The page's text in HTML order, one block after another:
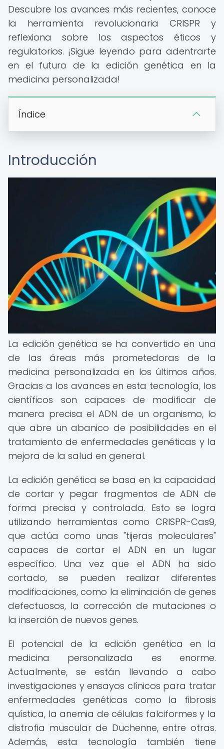
Descubre los avances más recientes, conoce
la herramienta revolucionaria CRISPR y
reflexiona sobre los aspectos éticos y
regulatorios. ¡Sigue leyendo para adentrarte
en el futuro de la edición genética en la
medicina personalizada!
Índice
Introducción
La edición genética se ha convertido en una
de las áreas más prometedoras de la
medicina personalizada en los últimos años.
Gracias a los avances en esta tecnología, los
científicos son capaces de modificar de
manera precisa el ADN de un organismo, lo
que abre un abanico de posibilidades en el
tratamiento de enfermedades genéticas y la
mejora de la salud en general.
La edición genética se basa en la capacidad
de cortar y pegar fragmentos de ADN de
forma precisa y controlada. Esto se logra
utilizando herramientas como CRISPR-Cas9,
que actúa como unas "tijeras moleculares"
capaces de cortar el ADN en un lugar
específico. Una vez que el ADN ha sido
cortado, se pueden realizar diferentes
modificaciones, como la eliminación de genes
defectuosos, la corrección de mutaciones o
la inserción de nuevos genes.
El potencial de la edición genética en la
medicina personalizada es enorme.
Actualmente, se están llevando a cabo
investigaciones y ensayos clínicos para tratar
enfermedades genéticas como la fibrosis
quística, la anemia de células falciformes y la
distrofia muscular de Duchenne, entre otras.
Además, esta tecnología también tiene